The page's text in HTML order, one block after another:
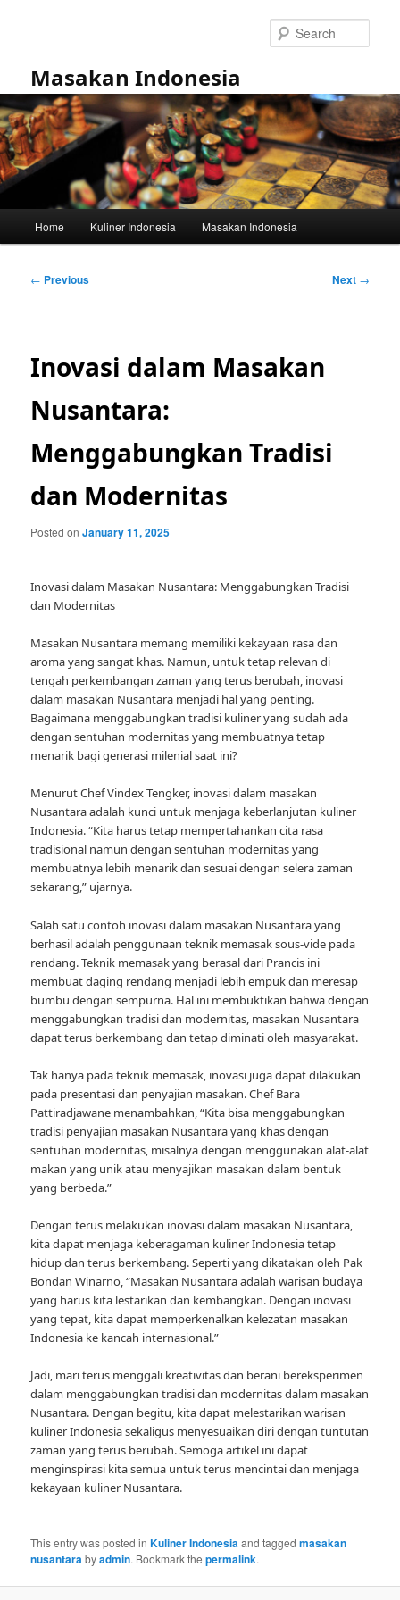
Masakan Indonesia
Home Kuliner Indonesia Masakan Indonesia
Post
← Previous Next →
Inovasi dalam Masakan
Nusantara:
Menggabungkan Tradisi
dan Modernitas
Posted onJanuary 11, 2025
Inovasi dalam Masakan Nusantara: Menggabungkan Tradisi
dan Modernitas
Masakan Nusantara memang memiliki kekayaan rasa dan
aroma yang sangat khas. Namun, untuk tetap relevan di
tengah perkembangan zaman yang terus berubah, inovasi
dalam masakan Nusantara menjadi hal yang penting.
Bagaimana menggabungkan tradisi kuliner yang sudah ada
dengan sentuhan modernitas yang membuatnya tetap
menarik bagi generasi milenial saat ini?
Menurut Chef Vindex Tengker, inovasi dalam masakan
Nusantara adalah kunci untuk menjaga keberlanjutan kuliner
Indonesia. “Kita harus tetap mempertahankan cita rasa
tradisional namun dengan sentuhan modernitas yang
membuatnya lebih menarik dan sesuai dengan selera zaman
sekarang,” ujarnya.
Salah satu contoh inovasi dalam masakan Nusantara yang
berhasil adalah penggunaan teknik memasak sous-vide pada
rendang. Teknik memasak yang berasal dari Prancis ini
membuat daging rendang menjadi lebih empuk dan meresap
bumbu dengan sempurna. Hal ini membuktikan bahwa dengan
menggabungkan tradisi dan modernitas, masakan Nusantara
dapat terus berkembang dan tetap diminati oleh masyarakat.
Tak hanya pada teknik memasak, inovasi juga dapat dilakukan
pada presentasi dan penyajian masakan. Chef Bara
Pattiradjawane menambahkan, “Kita bisa menggabungkan
tradisi penyajian masakan Nusantara yang khas dengan
sentuhan modernitas, misalnya dengan menggunakan alat-alat
makan yang unik atau menyajikan masakan dalam bentuk
yang berbeda.”
Dengan terus melakukan inovasi dalam masakan Nusantara,
kita dapat menjaga keberagaman kuliner Indonesia tetap
hidup dan terus berkembang. Seperti yang dikatakan oleh Pak
Bondan Winarno, “Masakan Nusantara adalah warisan budaya
yang harus kita lestarikan dan kembangkan. Dengan inovasi
yang tepat, kita dapat memperkenalkan kelezatan masakan
Indonesia ke kancah internasional.”
Jadi, mari terus menggali kreativitas dan berani bereksperimen
dalam menggabungkan tradisi dan modernitas dalam masakan
Nusantara. Dengan begitu, kita dapat melestarikan warisan
kuliner Indonesia sekaligus menyesuaikan diri dengan tuntutan
zaman yang terus berubah. Semoga artikel ini dapat
menginspirasi kita semua untuk terus mencintai dan menjaga
kekayaan kuliner Nusantara.
This entry was posted inKuliner Indonesiaand taggedmasakan
nusantarabyadmin. Bookmark thepermalink.